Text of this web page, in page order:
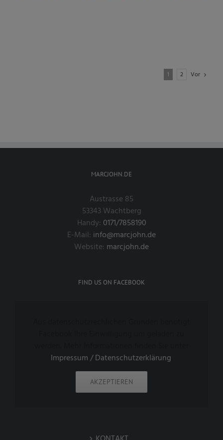
1 2 Vor
MARCJOHN.DE
Austrasse 85
53343 Wachtberg
Handy: 0171/7858190
E-Mail: info@marcjohn.de
Website: marcjohn.de
FIND US ON FACEBOOK
Impressum / Datenschutzerklärung
AKZEPTIEREN